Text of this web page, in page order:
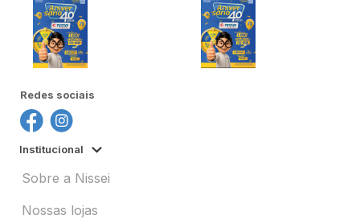
Redes sociais
Institucional
Sobre a Nissei
Nossas lojas